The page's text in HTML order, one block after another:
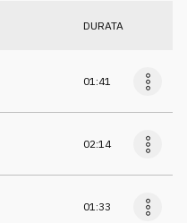
DURATA
01:41
02:14
01:33